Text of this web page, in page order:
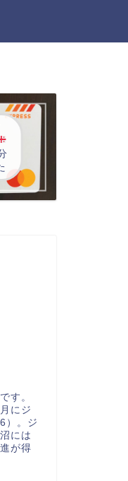
す。
にジ
）。ジ
には
が得